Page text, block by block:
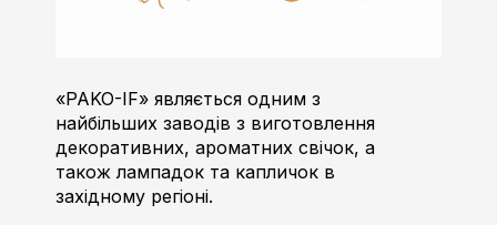
«PAKO-IF» являється одним з
найбільших заводів з виготовлення
декоративних, ароматних свічок, а
також лампадок та капличок в
західному регіоні.